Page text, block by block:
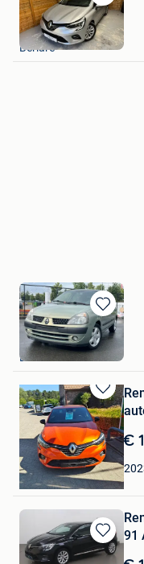
Bewaren
in
Mijn
Favorieten
PSN Automotive
Berlare
Bewaren
in
Mijn
Favorieten
beryy
Brasschaat
Bewaren
in
Mijn
Favorieten
€
Liesbeth De Rechter
Londerzeel
Bewaren
in
91